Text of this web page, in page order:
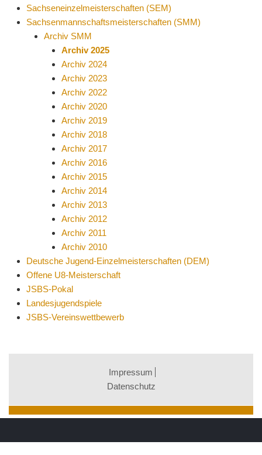
Sachseneinzelmeisterschaften (SEM)
Sachsenmannschaftsmeisterschaften (SMM)
Archiv SMM
Archiv 2025
Archiv 2024
Archiv 2023
Archiv 2022
Archiv 2020
Archiv 2019
Archiv 2018
Archiv 2017
Archiv 2016
Archiv 2015
Archiv 2014
Archiv 2013
Archiv 2012
Archiv 2011
Archiv 2010
Deutsche Jugend-Einzelmeisterschaften (DEM)
Offene U8-Meisterschaft
JSBS-Pokal
Landesjugendspiele
JSBS-Vereinswettbewerb
Impressum
Datenschutz